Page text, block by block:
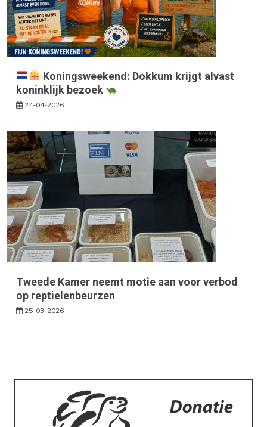
Koningsweekend: Dokkum krijgt alvast
koninklijk bezoek
24-04-2026
Tweede Kamer neemt motie aan voor verbod
op reptielenbeurzen
25-03-2026